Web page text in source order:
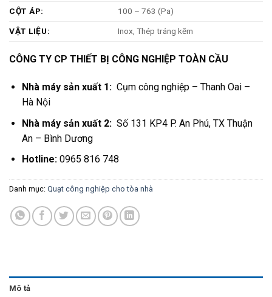
CỘT ÁP: 100 – 763 (Pa)
VẬT LIỆU: Inox, Thép tráng kẽm
CÔNG TY CP THIẾT BỊ CÔNG NGHIỆP TOÀN CẦU
Nhà máy sản xuất 1: Cụm công nghiệp – Thanh Oai –
Hà Nội
Nhà máy sản xuất 2: Số 131 KP4 P. An Phú, TX Thuận
An – Bình Dương
Hotline:0965 816 748
Danh mục: Quạt công nghiệp cho tòa nhà
Mô tả